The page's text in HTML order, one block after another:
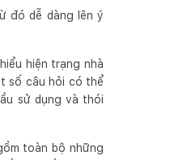
đó dễ dàng lên ý
hiện trạng nhà
số câu hỏi có thể
sử dụng và thói
toàn bộ những